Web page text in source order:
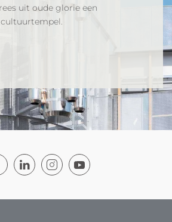
uit oude glorie een